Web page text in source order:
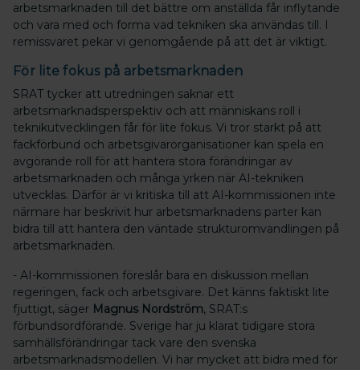
arbetsmarknaden till det bättre om anställda får inflytande
och vara med och forma vad tekniken ska användas till. I
remissvaret pekar vi genomgående på att det är viktigt.
För lite fokus på arbetsmarknaden
SRAT tycker att utredningen saknar ett
arbetsmarknadsperspektiv och att människans roll i
teknikutvecklingen får för lite fokus. Vi tror starkt på att
fackförbund och arbetsgivarorganisationer kan spela en
avgörande roll för att hantera stora förändringar av
arbetsmarknaden och många yrken när AI-tekniken
utvecklas. Därför är vi kritiska till att AI-kommissionen inte
närmare har beskrivit hur arbetsmarknadens parter kan
bidra till att hantera den väntade strukturomvandlingen på
arbetsmarknaden.
- AI-kommissionen föreslår bara en diskussion mellan
regeringen, fack och arbetsgivare. Det känns faktiskt lite
fjuttigt, säger Magnus Nordström, SRAT:s
förbundsordförande. Sverige har ju klarat tidigare stora
samhällsförändringar tack vare den svenska
arbetsmarknadsmodellen. Vi har mycket att bidra med för